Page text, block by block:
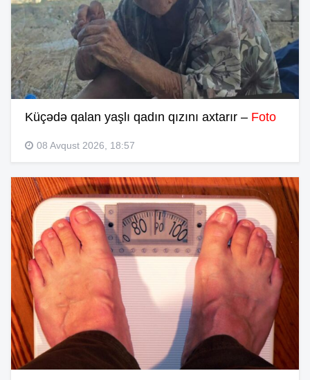
Küçədə qalan yaşlı qadın qızını axtarır – Foto
08 Avqust 2026, 18:57